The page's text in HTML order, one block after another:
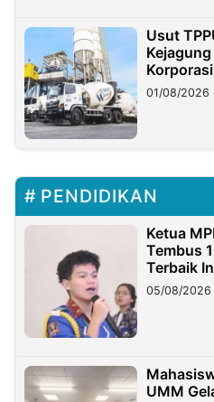
Usut
Ritto
01/08/2026
PENDIDIKAN
Ketua
Tembus
Terbaik
05/08/2026
UMM